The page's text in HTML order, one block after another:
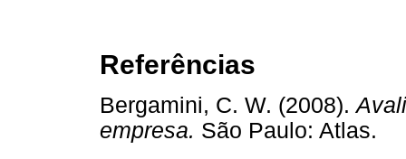
Referências
Bergamini, C. W. (2008).
empresa. São Paulo: